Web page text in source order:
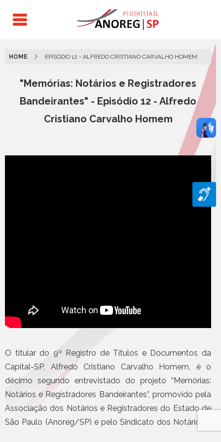
HOME EPISÓDIO 12 - ALFREDO CRISTIANO CARVALHO HOMEM
"Memórias: Notários e Registradores
Bandeirantes" - Episódio 12 - Alfredo
Cristiano Carvalho Homem
O titular do 9º Registro de Títulos e Documentos da
Capital-SP, Alfredo Cristiano Carvalho Homem, é o
décimo segundo entrevistado do projeto “Memórias:
Notários e Registradores Bandeirantes”, promovido pela
Associação dos Notários e Registradores do Estado de
São Paulo (Anoreg/SP) e pelo Sindicato dos Notários e